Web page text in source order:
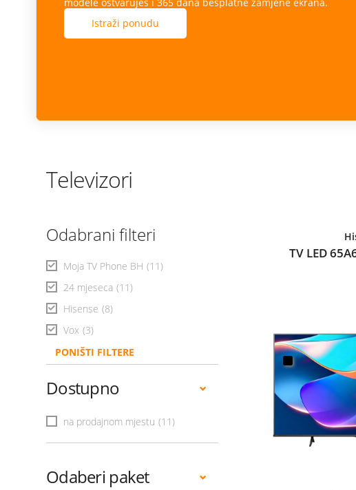
Istraži ponudu
Televizori
Odabrani filteri
Moja TV Phone BH (11)
24 mjeseca (11)
Hisense (8)
Vox (3)
PONIŠTI FILTERE
Dostupno
na prodajnom mjestu (11)
Odaberi paket
TV LED